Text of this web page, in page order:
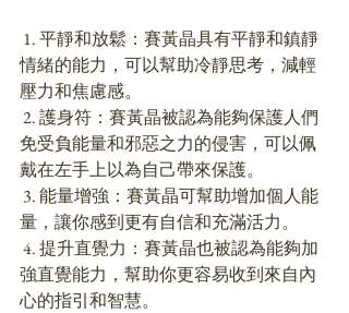
情緒的能力，可以幫助冷靜思考，減輕
壓力和焦慮感。
免受負能量和邪惡之力的侵害，可以佩
戴在左手上以為自己帶來保護。
量，讓你感到更有自信和充滿活力。
強直覺能力，幫助你更容易收到來自內
心的指引和智慧。